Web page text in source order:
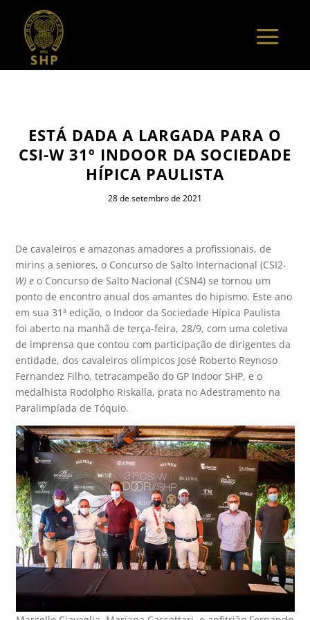
ESTÁ DADA A LARGADA PARA O
CSI-W 31º INDOOR DA SOCIEDADE
HÍPICA PAULISTA
28 de setembro de 2021
De cavaleiros e amazonas amadores a profissionais, de
mirins a seniores, o Concurso de Salto Internacional (CSI2-
W) eo Concurso de Salto Nacional (CSN4) se tornou um
ponto de encontro anual dos amantes do hipismo. Este ano
em sua 31ª edição, o Indoor da Sociedade Hípica Paulista
foi aberto na manhã de terça-feira, 28/9, com uma coletiva
de imprensa que contou com participação de dirigentes da
entidade, dos cavaleiros olímpicos José Roberto Reynoso
Fernandez Filho, tetracampeão do GP Indoor SHP, e o
medalhista Rodolpho Riskalla, prata no Adestramento na
Paralimpíada de Tóquio.